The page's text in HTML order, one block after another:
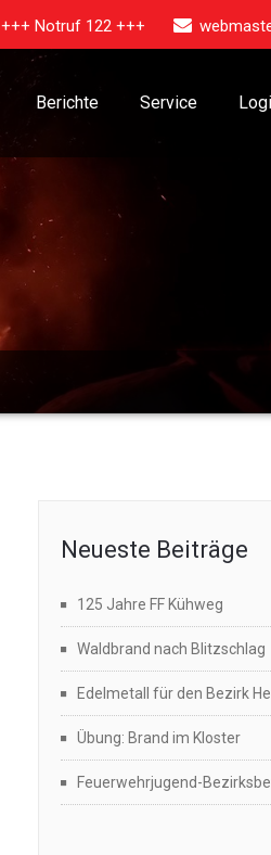
+++ Notruf 122 +++
Berichte Service
Neueste Beiträge
125 Jahre FF Kühweg
Waldbrand nach Blitzschlag
Edelmetall für den Bezirk
Übung: Brand im Kloster
Feuerwehrjugend-